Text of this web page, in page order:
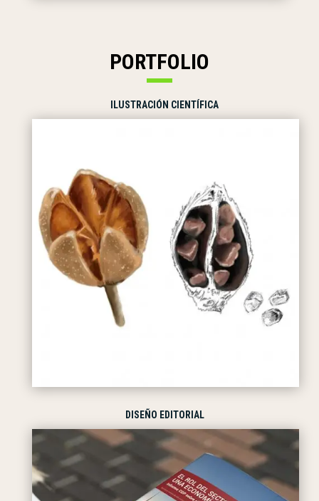
PORTFOLIO
ILUSTRACIÓN CIENTÍFICA
DISEÑO EDITORIAL